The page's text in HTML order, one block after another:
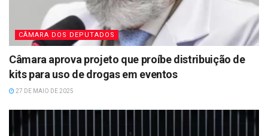
CÂMARA DOS DEPUTADOS
Câmara aprova projeto que proíbe distribuição de
kits para uso de drogas em eventos
27 DE MAIO DE 2025